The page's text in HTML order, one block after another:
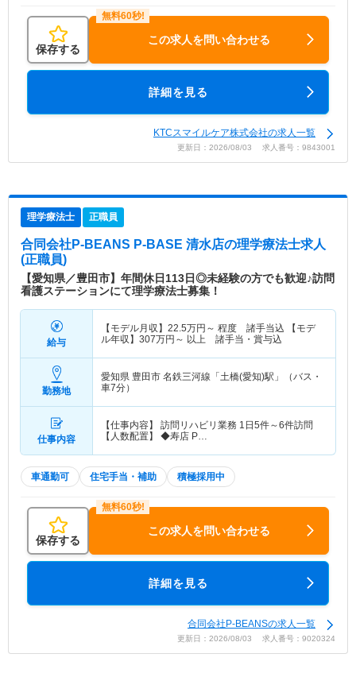
保存する
この求人を問い合わせる
詳細を見る
KTCスマイルケア株式会社の求人一覧
更新日：2026/08/03 求人番号：9843001
理学療法士 正職員
合同会社P-BEANS P-BASE 清水店の理学療法士求人
(正職員)
【愛知県／豊田市】年間休日113日◎未経験の方でも歓迎♪訪問
看護ステーションにて理学療法士募集！
給与
【モデル月収】 22.5万円～ 程度 諸手当込 【モデ
ル年収】 307万円～ 以上 諸手当・賞与込
勤務地
愛知県 豊田市 名鉄三河線「土橋(愛知)駅」（バス・
車7分）
仕事内容
【仕事内容】 訪問リハビリ業務 1日5件～6件訪問
【人数配置】 ◆寿店 P…
車通勤可 住宅手当・補助 積極採用中
保存する
この求人を問い合わせる
詳細を見る
合同会社P-BEANSの求人一覧
更新日：2026/08/03 求人番号：9020324